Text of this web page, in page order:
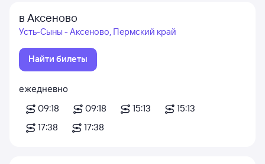
в Аксеново
Усть-Сыны - Аксеново, Пермский край
Найти билеты
ежедневно
09:18
09:18 15:13
15:13
17:38
17:38